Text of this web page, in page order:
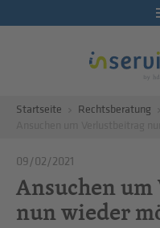
Startseite
Rechtsberatung
09/02/2021
Ansuchen
nun wieder